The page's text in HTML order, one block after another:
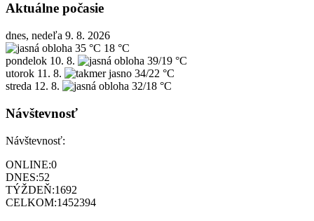
Aktuálne počasie
dnes, nedeľa 9. 8. 2026
35 °C 18 °C
pondelok 10. 8.
39/19 °C
utorok 11. 8.
34/22 °C
streda 12. 8. 32/18 °C
Návštevnosť
Návštevnosť:
ONLINE:0
DNES:52
TÝŽDEŇ:1692
CELKOM:1452394